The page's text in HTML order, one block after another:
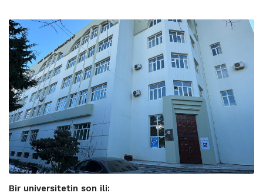
Bir universitetin son ili: